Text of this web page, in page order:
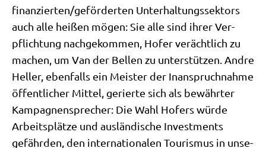
finanzierten/​geförderten Unter­hal­tungs­sek­tors
auch alle hei­ßen mögen: Sie alle sind ihrer Ver­
pflich­tung nach­ge­kom­men, Hofer ver­ächt­lich zu
machen, um Van der Bel­len zu unter­stüt­zen. And­re
Hel­ler, eben­falls ein Mei­ster der Inan­spruch­nah­me
öffent­li­cher Mit­tel, gerier­te sich als bewähr­ter
Kam­pa­gnen­spre­cher: Die Wahl Hofers wür­de
Arbeits­plät­ze und aus­län­di­sche Invest­ments
gefähr­den, den inter­na­tio­na­len Tou­ris­mus in unse­